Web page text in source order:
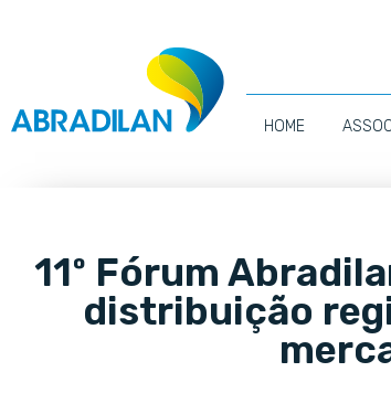
HOME
11º Fórum
distribuição